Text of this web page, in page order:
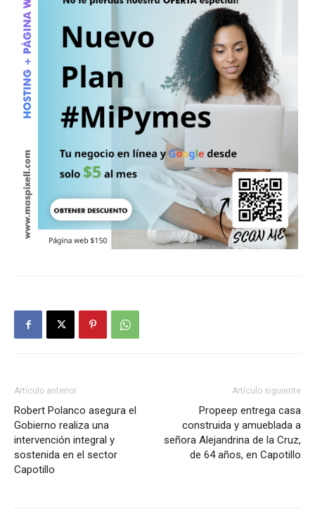
Artículo anterior
Robert Polanco asegura el
Gobierno realiza una
intervención integral y
sostenida en el sector
Capotillo
Artículo siguiente
Propeep entrega casa
construida y amueblada a
señora Alejandrina de la Cruz,
de 64 años, en Capotillo